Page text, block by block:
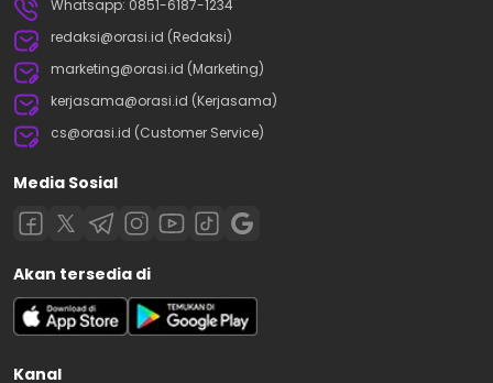
Whatsapp: 0851-6187-1234
redaksi@orasi.id (Redaksi)
marketing@orasi.id (Marketing)
kerjasama@orasi.id (Kerjasama)
cs@orasi.id (Customer Service)
Media Sosial
Akan tersedia di
Kanal